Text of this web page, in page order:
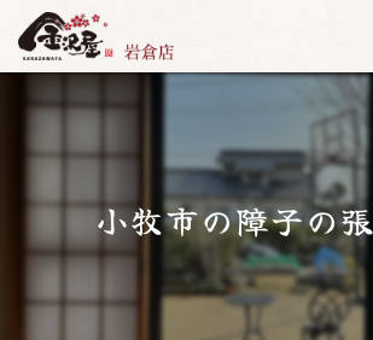
小牧市の障子の